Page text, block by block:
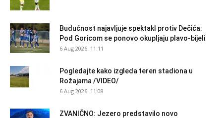
Budućnost najavljuje spektakl protiv Dečića:
Pod Goricom se ponovo okupljaju plavo-bijeli
6 Aug 2026. 11:11
Pogledajte kako izgleda teren stadiona u
Rožajama /VIDEO/
6 Aug 2026. 11:08
ZVANIČNO: Jezero predstavilo novo